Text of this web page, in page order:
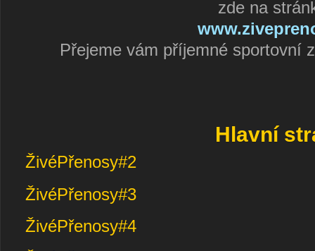
zde na
Přejeme vám příjemné sportovní
Hlavní
ŽivéPřenosy#2
ŽivéPřenosy#3
ŽivéPřenosy#4